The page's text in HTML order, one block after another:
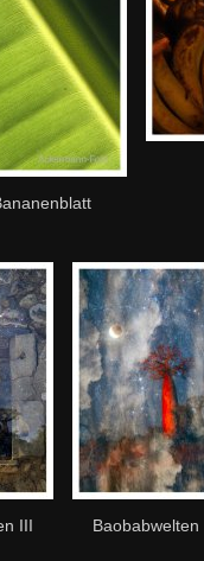
III Baobabwelten